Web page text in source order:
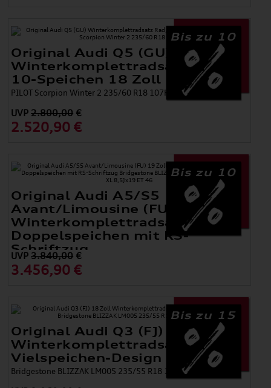
Bis zu 10
Original Audi Q5 (GU)
Winterkomplettradsatz Rad,
10-Speichen 18 Zoll
PILOT Scorpion Winter 2 235/60 R18 107H XL
UVP2.800,00 €
2.520,90 €
Bis zu 10
Original Audi A5/S5
Avant/Limousine (FU) 19 Zoll
Winterkomplettradsatz 5-
Doppelspeichen mit RS-
Schriftzug
Bridgestone BLIZZAK LM005 245/40 R19 98H XL 8,5Jx19 ET 46
UVP3.840,00 €
3.456,90 €
Bis zu 15
Original Audi Q3 (FJ) 18 Zoll
Winterkomplettradsatz
Vielspeichen-Design
Bridgestone BLIZZAK LM005 235/55 R18 100V 8,0Jx18